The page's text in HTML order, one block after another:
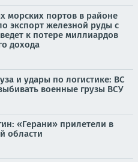
морских портов в районе
экспорт железной руды с
к потере миллиардов
дохода
и удары по логистике: ВС
военные грузы ВСУ
«Герани» прилетели в
области